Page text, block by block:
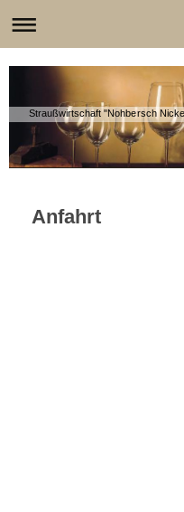
Straußwirtschaft "Nohbersch
Anfahrt